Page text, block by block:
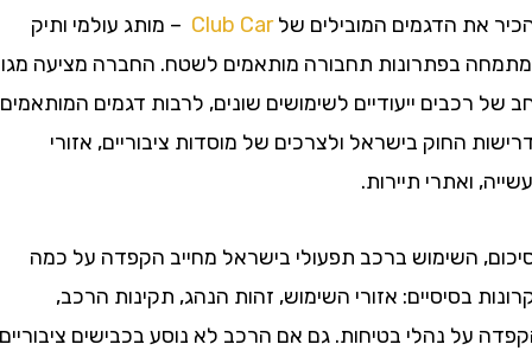
הדגמים המובילים שלClub Car– מותג עולמי ותיק
בפתרונות תחבורה מותאמים לשטח. החברה מציעה מגוון
ייעודיים לשימושים שונים, לרבות דגמים המותאמים
החוק בישראל ולצרכים של מוסדות ציבוריים, אזורי
ואתרי תיירות.
השימוש ברכב תפעולי בישראל מחייב הקפדה על כמה
בסיסיים: אזורי השימוש, זהות הנהג, תקינות הרכב,
על נהלי בטיחות. גם אם הרכב לא נוסע בכבישים ציבוריים,